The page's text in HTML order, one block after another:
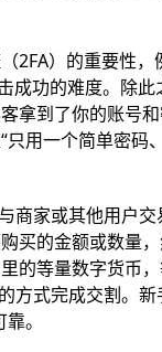
2FA）的重要性
成功的难度。除
拿到了你的账号
用一个简单密码
商家或其他用户
买的金额或数量
的等量数字货币
式完成交割。
。